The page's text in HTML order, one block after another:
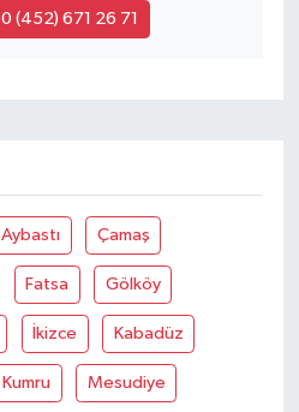
0 (452) 671 26 71
Aybastı Çamaş
Fatsa Gölköy
İkizce Kabadüz
Kumru Mesudiye